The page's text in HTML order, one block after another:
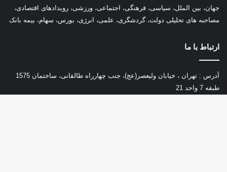
جهان، بین الملل، سیاسی، فرهنگی، اجتماعی، ورزشی، رویدادهای اقتصادی،
مصاحبه های تحلیلی دولت، گردشگری، علمی، انرژی، بورس، سهام، بیمه بانک
ارتباط با ما
آدرس : تهران ، خیابان ولیعصر(عج)، جنب چهارراه طالقانی، ساختمان 1575
طبقه 7 واحد 21